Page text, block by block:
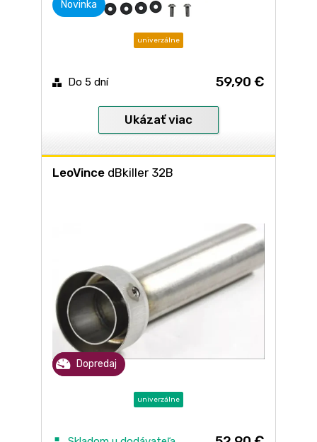
Novinka
univerzálne
Do 5 dní 59,90 €
Ukázať viac
LeoVince dBkiller 32B
Dopredaj
univerzálne